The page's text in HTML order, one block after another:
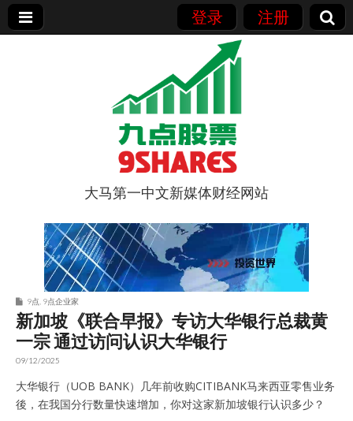
登录 注册
9点股票
大马第一中文新媒体财经网站
9点 9点企业家
新加坡《联合早报》专访大华银行总裁黄
一宗 通过访问认识大华银行
09/12/2025
大华银行（UOB BANK）几年前收购CITIBANK马来西亚零售业务
後，在我国分行数量快速增加，你对这家新加坡银行认识多少？